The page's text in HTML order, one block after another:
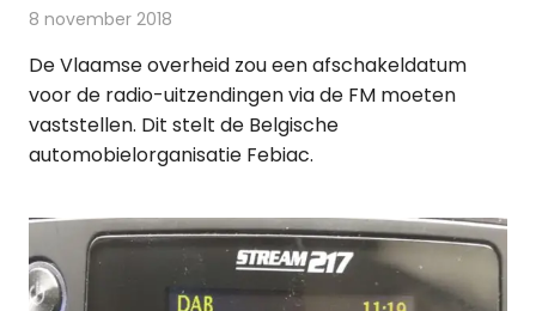
8 november 2018
De Vlaamse overheid zou een afschakeldatum
voor de radio-uitzendingen via de FM moeten
vaststellen. Dit stelt de Belgische
automobielorganisatie Febiac.